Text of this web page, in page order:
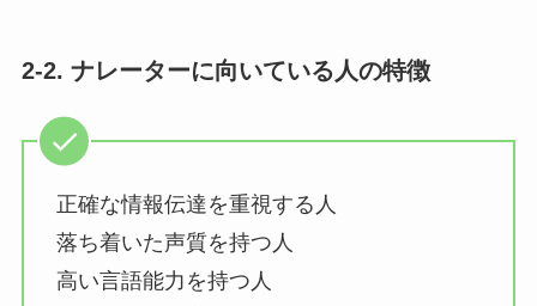
2-2. ナレーターに向いている人の特徴
正確な情報伝達を重視する人
落ち着いた声質を持つ人
高い言語能力を持つ人